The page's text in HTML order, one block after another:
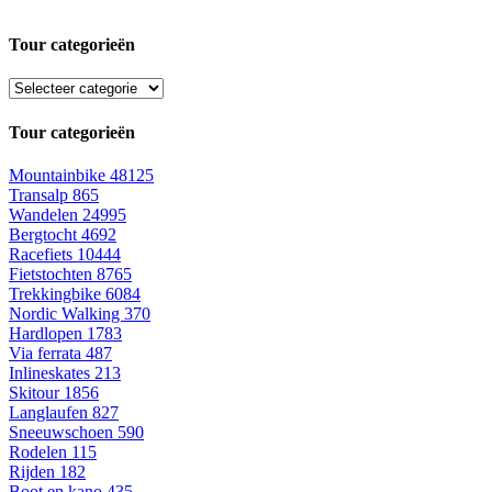
Tour categorieën
Tour categorieën
Mountainbike 48125
Transalp 865
Wandelen 24995
Bergtocht 4692
Racefiets 10444
Fietstochten 8765
Trekkingbike 6084
Nordic Walking 370
Hardlopen 1783
Via ferrata 487
Inlineskates 213
Skitour 1856
Langlaufen 827
Sneeuwschoen 590
Rodelen 115
Rijden 182